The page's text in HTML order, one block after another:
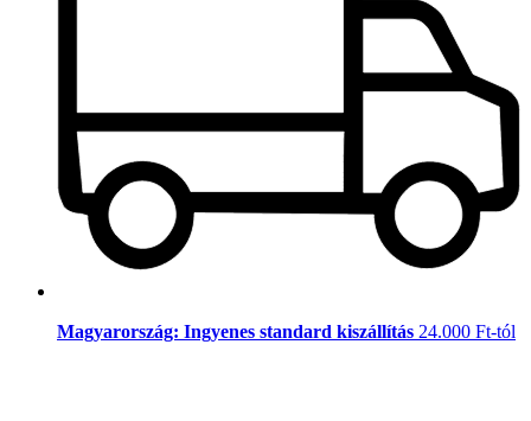
Magyarország: Ingyenes standard kiszállítás 24.000 Ft-tól